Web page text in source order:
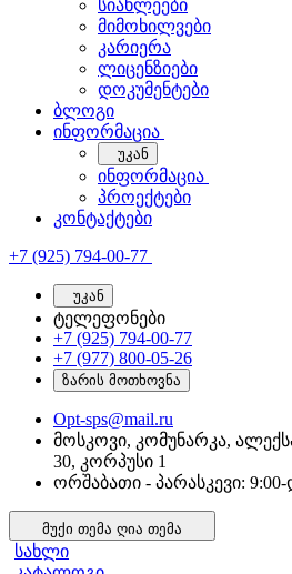
სიახლეები
მიმოხილვები
კარიერა
ლიცენზიები
დოკუმენტები
ბლოგი
ინფორმაცია
უკან
ინფორმაცია
პროექტები
კონტაქტები
+7 (925) 794-00-77
უკან
ტელეფონები
+7 (925) 794-00-77
+7 (977) 800-05-26
ზარის მოთხოვნა
Opt-sps@mail.ru
მოსკოვი, კომუნარკა,
30, კორპუსი 1
ორშაბათი - პარასკევი:
მუქი თემა ღია თემა
სახლი